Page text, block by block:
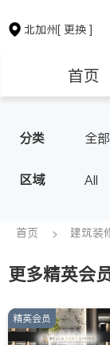
北加州[ 更换 ]
首页
保险理财
银行贷
建筑装
养老
分类 全部
地板
区域 All
首页 建筑装
更多精英会
精英会员